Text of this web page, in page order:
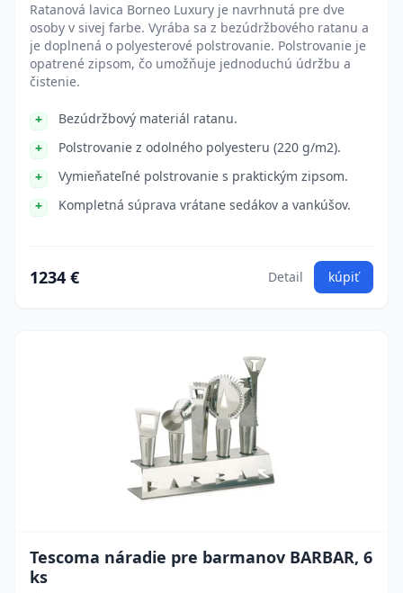
Ratanová lavica Borneo Luxury je navrhnutá pre dve
osoby v sivej farbe. Vyrába sa z bezúdržbového ratanu a
je doplnená o polyesterové polstrovanie. Polstrovanie je
opatrené zipsom, čo umožňuje jednoduchú údržbu a
čistenie.
Bezúdržbový materiál ratanu.
Polstrovanie z odolného polyesteru (220 g/m2).
Vymieňateľné polstrovanie s praktickým zipsom.
Kompletná súprava vrátane sedákov a vankúšov.
1234 € Detail kúpiť
Tescoma náradie pre barmanov BARBAR, 6
ks